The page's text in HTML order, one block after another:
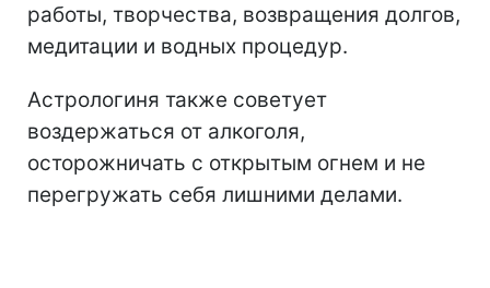
работы, творчества, возвращения долгов,
медитации и водных процедур.
Астрологиня также советует
воздержаться от алкоголя,
осторожничать с открытым огнем и не
перегружать себя лишними делами.